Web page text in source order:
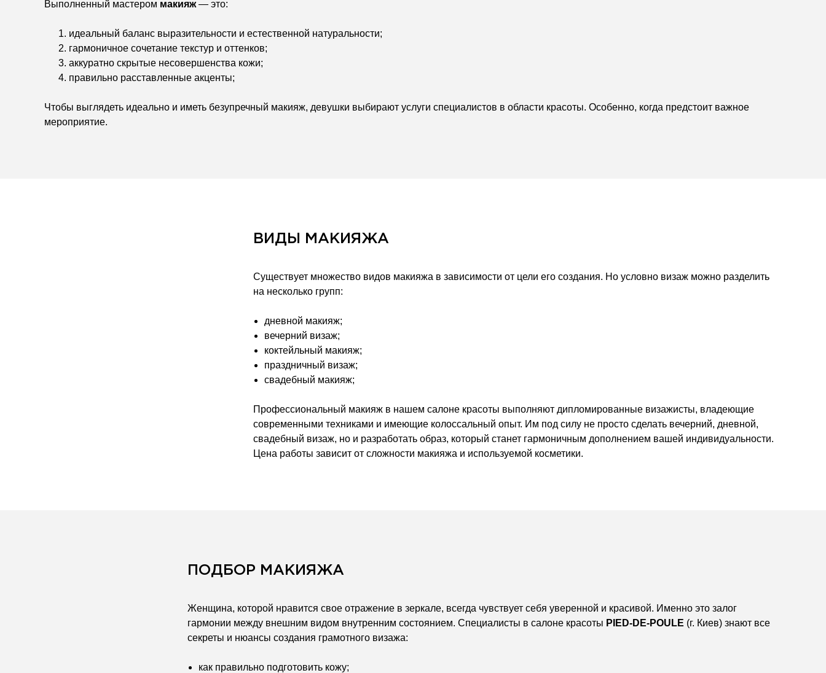
Выполненный мастером макияж— это:
идеальный баланс выразительности и естественной натуральности;
гармоничное сочетание текстур и оттенков;
аккуратно скрытые несовершенства кожи;
правильно расставленные акценты;
Чтобы выглядеть идеально и иметь безупречный макияж, девушки выбирают услуги специалистов в области красоты. Особенно, когда предстоит важное
мероприятие.
ВИДЫ МАКИЯЖА
Существует множество видов макияжа в зависимости от цели его создания. Но условно визаж можно разделить
на несколько групп:
дневной макияж;
вечерний визаж;
коктейльный макияж;
праздничный визаж;
свадебный макияж;
Профессиональный макияж в нашем салоне красоты выполняют дипломированные визажисты, владеющие
современными техниками и имеющие колоссальный опыт. Им под силу не просто сделать вечерний, дневной,
свадебный визаж, но и разработать образ, который станет гармоничным дополнением вашей индивидуальности.
Цена работы зависит от сложности макияжа и используемой косметики.
ПОДБОР МАКИЯЖА
Женщина, которой нравится свое отражение в зеркале, всегда чувствует себя уверенной и красивой. Именно это залог
гармонии между внешним видом внутренним состоянием. Специалисты в салоне красоты PIED-DE-POULE (г. Киев) знают все
секреты и нюансы создания грамотного визажа:
как правильно подготовить кожу;